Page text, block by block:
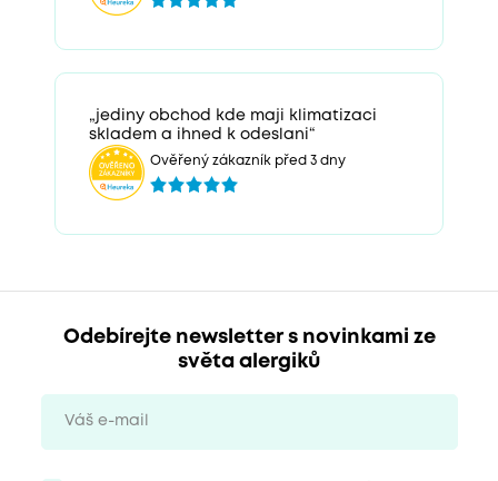
„jediny obchod kde maji klimatizaci
skladem a ihned k odeslani“
Ověřený zákazník před 3 dny
Odebírejte newsletter s novinkami ze
světa alergiků